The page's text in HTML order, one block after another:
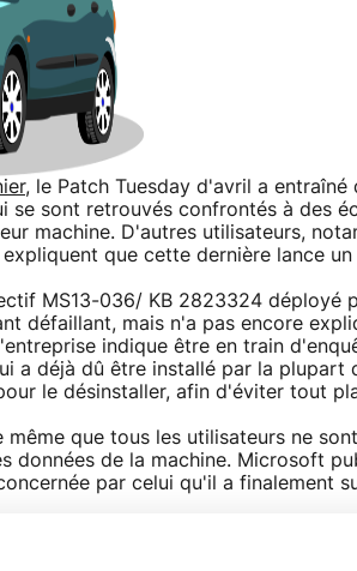
, le Patch Tuesday d'avril a
se sont retrouvés confrontés à des
machine. D'autres utilisateurs,
que cette dernière lance
MS13-036/ KB 2823324
défaillant, mais n'a pas encore
indique être en train
a déjà dû être installé par la
le désinstaller, afin d'éviter tout
même que tous les utilisateurs ne
données de la machine. Microsoft
par celui qu'il a finalement